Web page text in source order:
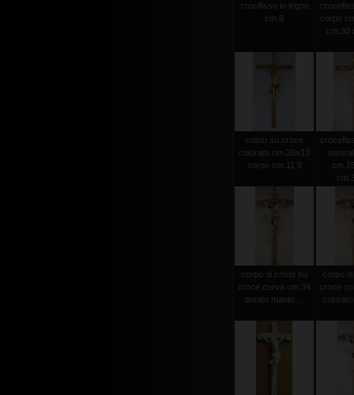
crocifisso in legno
cm.8
corpo
cm.30
cristo su croce
colorato cm.26x13
corpo cm.11,5
corpo di cristo su
croce curva cm.34
dorato manto ...
corpo
croce